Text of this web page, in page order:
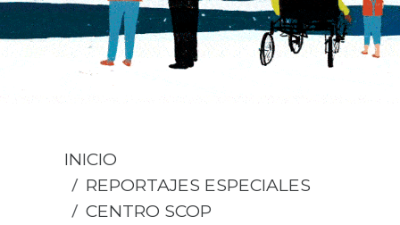
INICIO
REPORTAJES ESPECIALES
CENTRO SCOP